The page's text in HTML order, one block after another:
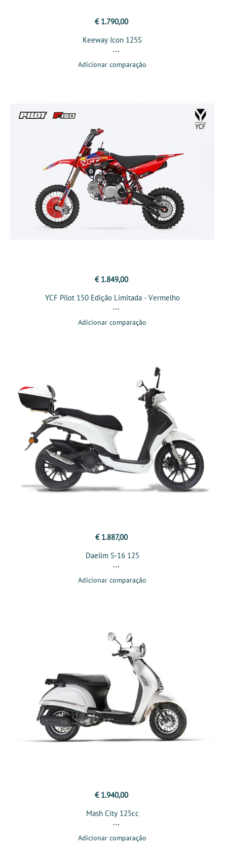
€ 1.790,00
Keeway Icon 125S
Adicionar comparação
€ 1.849,00
YCF Pilot 150 Edição Limitada - Vermelho
Adicionar comparação
€ 1.887,00
Daelim S-16 125
Adicionar comparação
€ 1.940,00
Mash City 125cc
Adicionar comparação